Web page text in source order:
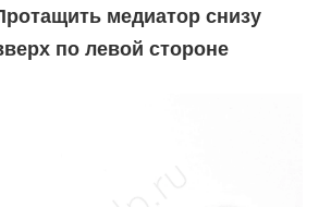
медиатор снизу
по левой стороне